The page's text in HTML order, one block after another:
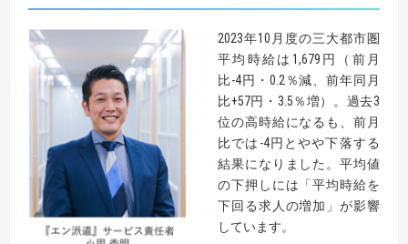
2023年10月度の三大都市圏
平均時給は1,679円（前月
比-4円・0.2％減、前年同月
比+57円・3.5％増）。過去3
位の高時給になるも、前月
比では-4円とやや下落する
結果になりました。平均値
の下押しには「平均時給を
下回る求人の増加」が影響
しています。